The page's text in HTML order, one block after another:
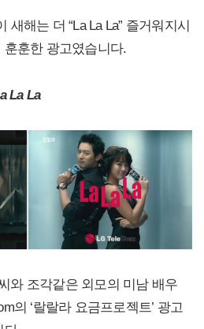
새해는 더 “La La La” 즐거워지시
훈한 광고였습니다.
La La
와 조각같은 외모의 미남 배우
의 ‘랄랄라 요금프로젝트’ 광고